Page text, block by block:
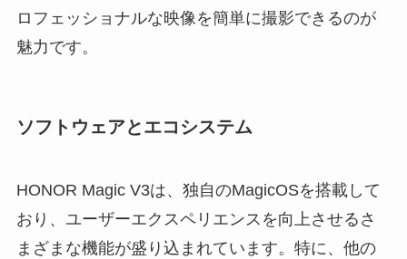
ロフェッショナルな映像を簡単に撮影できるのが
魅力です。
ソフトウェアとエコシステム
HONOR Magic V3は、独自のMagicOSを搭載して
おり、ユーザーエクスペリエンスを向上させるさ
まざまな機能が盛り込まれています。特に、他の